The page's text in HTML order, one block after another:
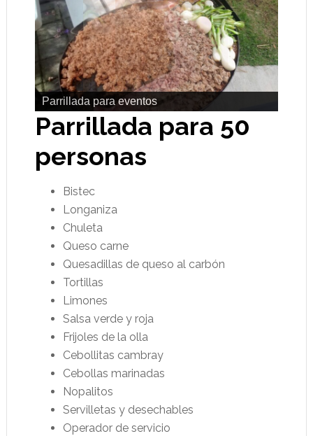
Parrillada para eventos
Parrillada para 50
personas
Bistec
Longaniza
Chuleta
Queso carne
Quesadillas de queso al carbón
Tortillas
Limones
Salsa verde y roja
Frijoles de la olla
Cebollitas cambray
Cebollas marinadas
Nopalitos
Servilletas y desechables
Operador de servicio